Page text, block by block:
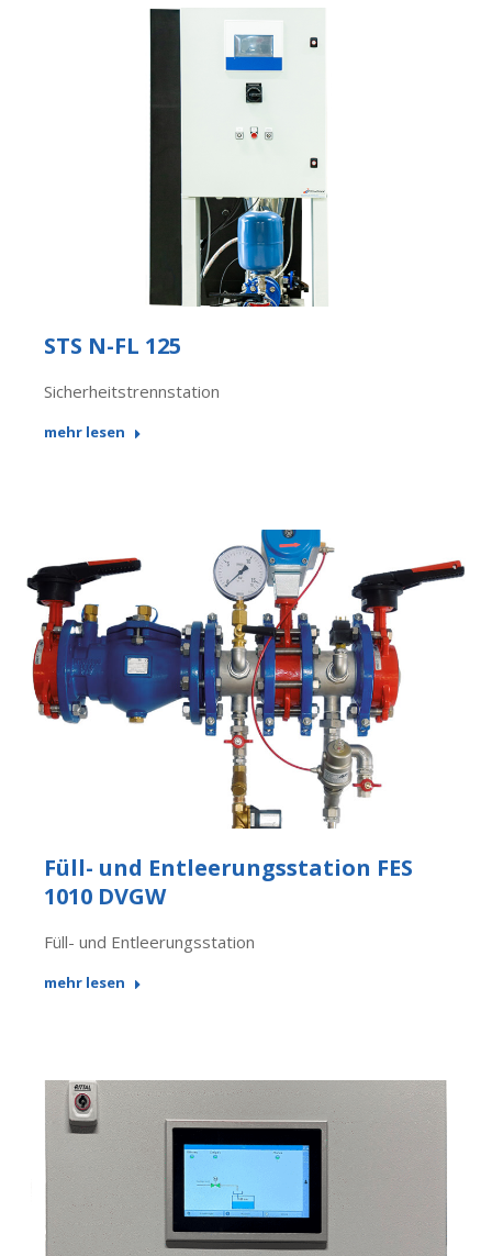
STS N-FL 125
Sicherheitstrennstation
mehr lesen
Füll- und Entleerungsstation FES
1010 DVGW
Füll- und Entleerungsstation
mehr lesen